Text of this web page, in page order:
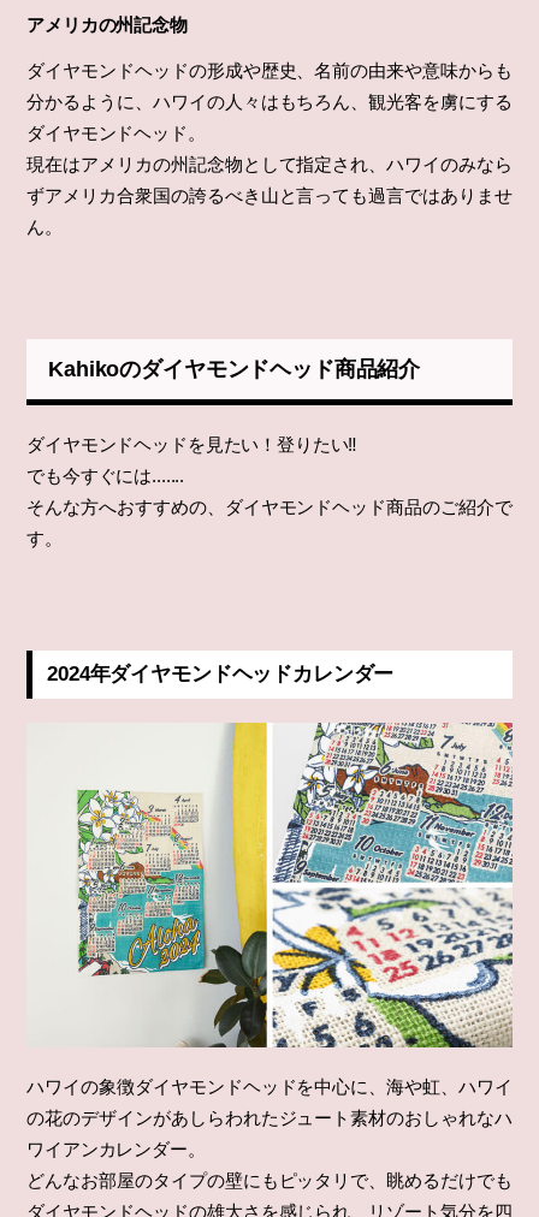
アメリカの州記念物
ダイヤモンドヘッドの形成や歴史、名前の由来や意味からも
分かるように、ハワイの人々はもちろん、観光客を虜にする
ダイヤモンドヘッド。
現在はアメリカの州記念物として指定され、ハワイのみなら
ずアメリカ合衆国の誇るべき山と言っても過言ではありませ
ん。
Kahikoのダイヤモンドヘッド商品紹介
ダイヤモンドヘッドを見たい！登りたい‼
でも今すぐには.......
そんな方へおすすめの、ダイヤモンドヘッド商品のご紹介で
す。
2024年ダイヤモンドヘッドカレンダー
ハワイの象徴ダイヤモンドヘッドを中心に、海や虹、ハワイ
の花のデザインがあしらわれたジュート素材のおしゃれなハ
ワイアンカレンダー。
どんなお部屋のタイプの壁にもピッタリで、眺めるだけでも
ダイヤモンドヘッドの雄大さを感じられ、リゾート気分を四